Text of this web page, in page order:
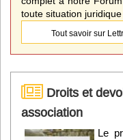
toute situation
Tout savoir sur
Droits et
association
Le